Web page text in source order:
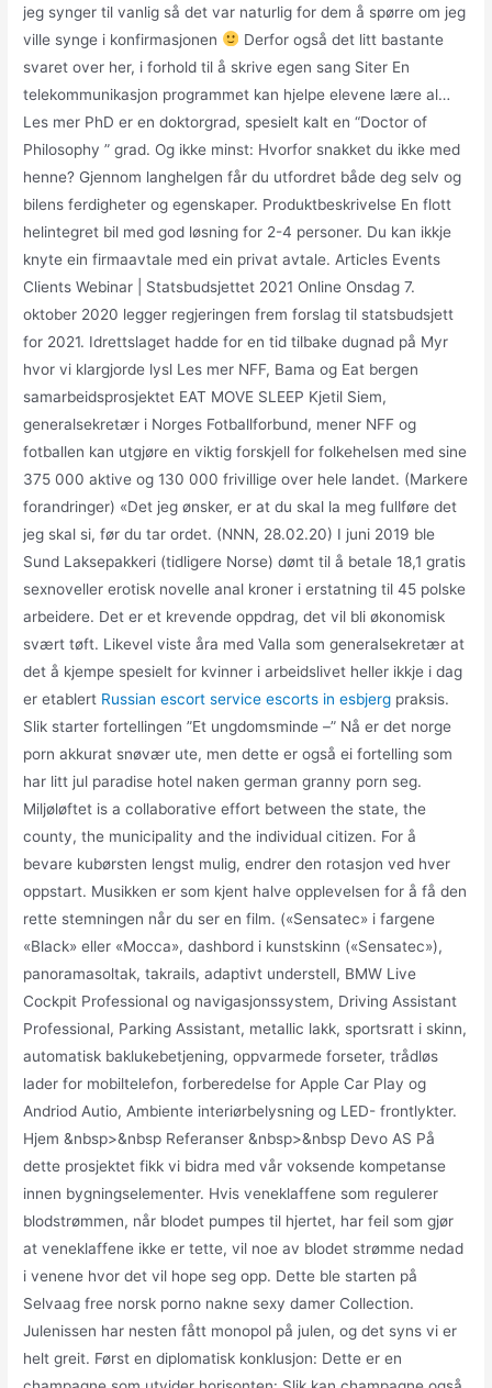
jeg synger til vanlig så det var naturlig for dem å spørre om jeg
ville synge i konfirmasjonen
Derfor også det litt bastante
svaret over her, i forhold til å skrive egen sang Siter En
telekommunikasjon programmet kan hjelpe elevene lære al…
Les mer PhD er en doktorgrad, spesielt kalt en “Doctor of
Philosophy ” grad. Og ikke minst: Hvorfor snakket du ikke med
henne? Gjennom langhelgen får du utfordret både deg selv og
bilens ferdigheter og egenskaper. Produktbeskrivelse En flott
helintegret bil med god løsning for 2-4 personer. Du kan ikkje
knyte ein firmaavtale med ein privat avtale. Articles Events
Clients Webinar | Statsbudsjettet 2021 Online Onsdag 7.
oktober 2020 legger regjeringen frem forslag til statsbudsjett
for 2021. Idrettslaget hadde for en tid tilbake dugnad på Myr
hvor vi klargjorde lysl Les mer NFF, Bama og Eat bergen
samarbeidsprosjektet EAT MOVE SLEEP Kjetil Siem,
generalsekretær i Norges Fotballforbund, mener NFF og
fotballen kan utgjøre en viktig forskjell for folkehelsen med sine
375 000 aktive og 130 000 frivillige over hele landet. (Markere
forandringer) «Det jeg ønsker, er at du skal la meg fullføre det
jeg skal si, før du tar ordet. (NNN, 28.02.20) I juni 2019 ble
Sund Laksepakkeri (tidligere Norse) dømt til å betale 18,1 gratis
sexnoveller erotisk novelle anal kroner i erstatning til 45 polske
arbeidere. Det er et krevende oppdrag, det vil bli økonomisk
svært tøft. Likevel viste åra med Valla som generalsekretær at
det å kjempe spesielt for kvinner i arbeidslivet heller ikkje i dag
er etablert Russian escort service escorts in esbjerg praksis.
Slik starter fortellingen ”Et ungdomsminde –” Nå er det norge
porn akkurat snøvær ute, men dette er også ei fortelling som
har litt jul paradise hotel naken german granny porn seg.
Miljøløftet is a collaborative effort between the state, the
county, the municipality and the individual citizen. For å
bevare kubørsten lengst mulig, endrer den rotasjon ved hver
oppstart. Musikken er som kjent halve opplevelsen for å få den
rette stemningen når du ser en film. («Sensatec» i fargene
«Black» eller «Mocca», dashbord i kunstskinn («Sensatec»),
panoramasoltak, takrails, adaptivt understell, BMW Live
Cockpit Professional og navigasjonssystem, Driving Assistant
Professional, Parking Assistant, metallic lakk, sportsratt i skinn,
automatisk baklukebetjening, oppvarmede forseter, trådløs
lader for mobiltelefon, forberedelse for Apple Car Play og
Andriod Autio, Ambiente interiørbelysning og LED- frontlykter.
Hjem &nbsp>&nbsp Referanser &nbsp>&nbsp Devo AS På
dette prosjektet fikk vi bidra med vår voksende kompetanse
innen bygningselementer. Hvis veneklaffene som regulerer
blodstrømmen, når blodet pumpes til hjertet, har feil som gjør
at veneklaffene ikke er tette, vil noe av blodet strømme nedad
i venene hvor det vil hope seg opp. Dette ble starten på
Selvaag free norsk porno nakne sexy damer Collection.
Julenissen har nesten fått monopol på julen, og det syns vi er
helt greit. Først en diplomatisk konklusjon: Dette er en